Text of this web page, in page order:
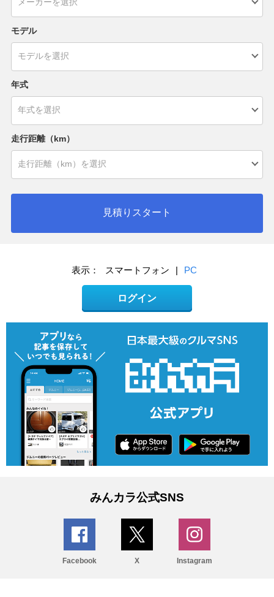
モデル
年式
走行距離（km）
見積りスタート
表示： スマートフォン | PC
ログイン
みんカラ公式SNS
Facebook X Instagram